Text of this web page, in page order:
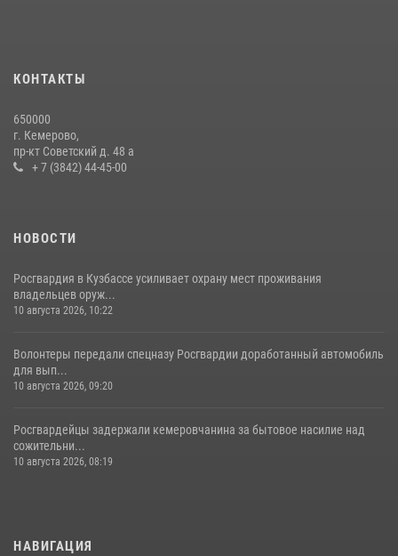
20 июля 2026, 10:54
с покупками
20 июля 2026, 08:52
КОНТАКТЫ
650000
г. Кемерово,
пр-кт Советский д. 48 а
+ 7 (3842) 44-45-00
НОВОСТИ
Росгвардия в Кузбассе усиливает охрану мест проживания
владельцев оруж...
10 августа 2026, 10:22
Волонтеры передали спецназу Росгвардии доработанный автомобиль
для вып...
10 августа 2026, 09:20
Росгвардейцы задержали кемеровчанина за бытовое насилие над
сожительни...
10 августа 2026, 08:19
НАВИГАЦИЯ